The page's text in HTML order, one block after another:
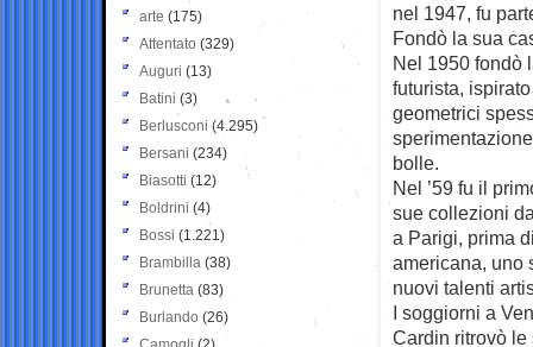
nel 1947, fu
Fondò la sua
Nel 1950 fondò
futurista,
geometrici
bolle.
Nel ’59 fu il
sue collezioni
a Parigi, prima
americana, uno
nuovi talenti
I soggiorni a
Cardin ritrovò le
arte (175)
Attentato (329)
Auguri (13)
Batini (3)
Berlusconi (4.295)
Bersani (234)
Biasotti (12)
Boldrini (4)
Bossi (1.221)
Brambilla (38)
Brunetta (83)
Burlando (26)